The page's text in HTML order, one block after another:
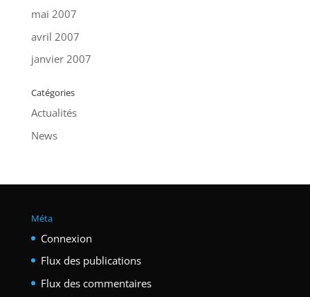
mai 2007
avril 2007
janvier 2007
Catégories
Actualités
News
Méta
Connexion
Flux des publications
Flux des commentaires